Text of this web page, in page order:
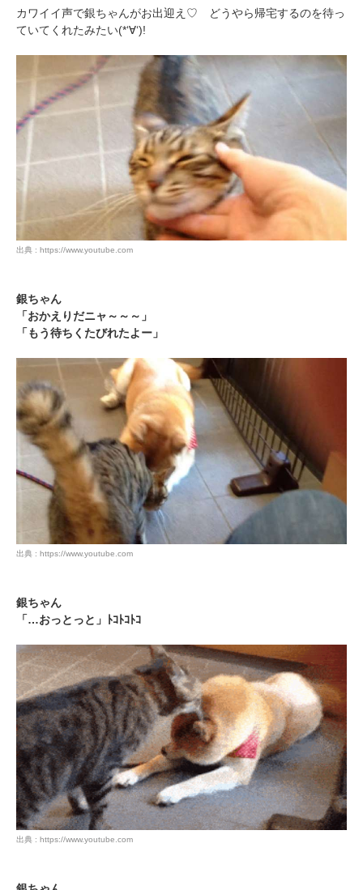
カワイイ声で銀ちゃんがお出迎え♡ どうやら帰宅するのを待っ
ていてくれたみたい(*‘∀‘)!
出典 : https://www.youtube.com
銀ちゃん
「おかえりだニャ～～～」
「もう待ちくたびれたよー」
出典 : https://www.youtube.com
銀ちゃん
「…おっとっと」ﾄｺﾄｺﾄｺ
出典 : https://www.youtube.com